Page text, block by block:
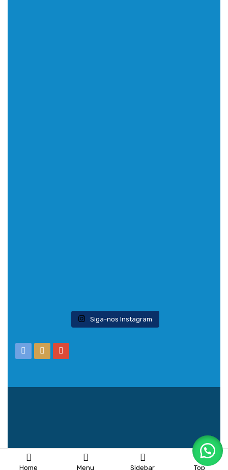
Home Menu Sidebar Top
Siga-nos Instagram